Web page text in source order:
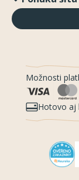
Možnosti
Hotovo aj